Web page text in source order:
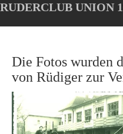
Oops, an error occurred! Code:
main
content
RUDERCLUB UNION
Die Fotos wurden
von Rüdiger zur